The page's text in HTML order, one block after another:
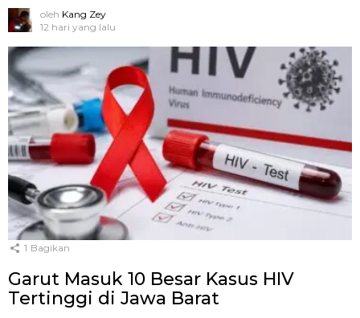
oleh Kang Zey
12 hari yang lalu
1 Bagikan
Garut Masuk 10 Besar Kasus HIV
Tertinggi di Jawa Barat